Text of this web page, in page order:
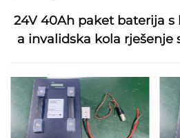
24V 40Ah paket baterija
a invalidska kola